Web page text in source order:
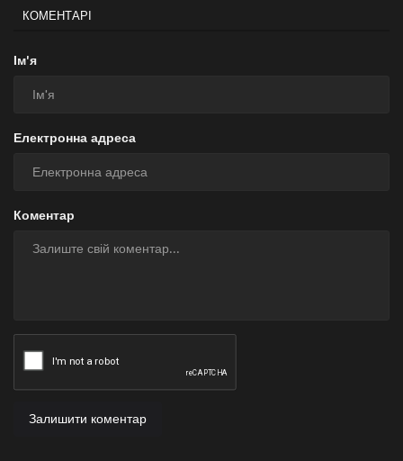
КОМЕНТАРІ
Ім'я
Електронна адреса
Коментар
Залишити коментар